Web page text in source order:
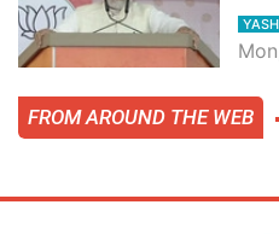
मोदी,
बातें,
FROM AROUND THE WEB